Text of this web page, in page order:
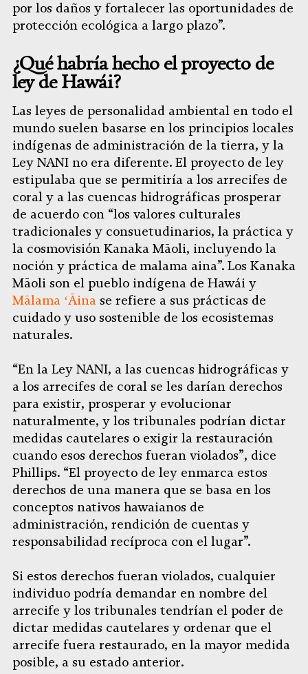
por los daños y fortalecer las oportunidades de
protección ecológica a largo plazo”.
¿Qué habría hecho el proyecto de
ley de Hawái?
Las leyes de personalidad ambiental en todo el
mundo suelen basarse en los principios locales
indígenas de administración de la tierra, y la
Ley NANI no era diferente. El proyecto de ley
estipulaba que se permitiría a los arrecifes de
coral y a las cuencas hidrográficas prosperar
de acuerdo con “los valores culturales
tradicionales y consuetudinarios, la práctica y
la cosmovisión Kanaka Māoli, incluyendo la
noción y práctica de malama aina”. Los Kanaka
Māoli son el pueblo indígena de Hawái y
Mālama ʻĀina se refiere a sus prácticas de
cuidado y uso sostenible de los ecosistemas
naturales.
“En la Ley NANI, a las cuencas hidrográficas y
a los arrecifes de coral se les darían derechos
para existir, prosperar y evolucionar
naturalmente, y los tribunales podrían dictar
medidas cautelares o exigir la restauración
cuando esos derechos fueran violados”, dice
Phillips. “El proyecto de ley enmarca estos
derechos de una manera que se basa en los
conceptos nativos hawaianos de
administración, rendición de cuentas y
responsabilidad recíproca con el lugar”.
Si estos derechos fueran violados, cualquier
individuo podría demandar en nombre del
arrecife y los tribunales tendrían el poder de
dictar medidas cautelares y ordenar que el
arrecife fuera restaurado, en la mayor medida
posible, a su estado anterior.